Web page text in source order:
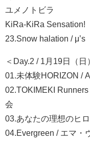
ユメノトビラ
KiRa-KiRa Sensation!
23.Snow halation / μ’s
＜Day.2 / 1月19日（日
01.未体験HORIZON /
02.TOKIMEKI
会
03.あなたの理想のヒ
04.Evergreen / エマ・